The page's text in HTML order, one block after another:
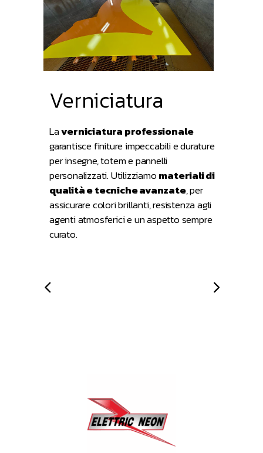
Verniciatura
Laverniciatura professionale
garantisce finiture impeccabili e durature
per insegne, totem e pannelli
personalizzati. Utilizziamomateriali di
qualità e tecniche avanzate, per
assicurare colori brillanti, resistenza agli
agenti atmosferici e un aspetto sempre
curato.